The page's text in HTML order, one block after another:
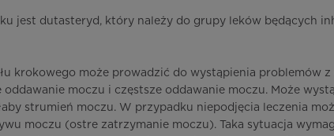
jest dutasteryd, który należy do grupy leków będących
krokowego może prowadzić do wystąpienia problemów
moczu i częstsze oddawanie moczu. Może
strumień moczu. W przypadku niepodjęcia leczenia
moczu (ostre zatrzymanie moczu). Taka sytuacja